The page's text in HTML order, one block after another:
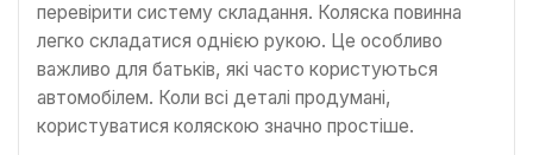
перевірити систему складання. Коляска повинна
легко складатися однією рукою. Це особливо
важливо для батьків, які часто користуються
автомобілем. Коли всі деталі продумані,
користуватися коляскою значно простіше.